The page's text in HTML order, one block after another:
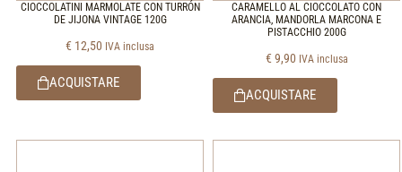
CIOCCOLATINI MARMOLATE CON TURRÓN
DE JIJONA VINTAGE 120G
€ 12,50 IVA inclusa
ACQUISTARE
CARAMELLO AL CIOCCOLATO CON
ARANCIA, MANDORLA MARCONA E
PISTACCHIO 200G
€ 9,90 IVA inclusa
ACQUISTARE